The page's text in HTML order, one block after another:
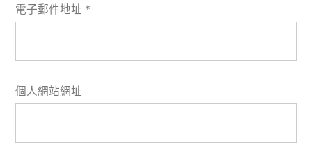
電子郵件地址 *
個人網站網址